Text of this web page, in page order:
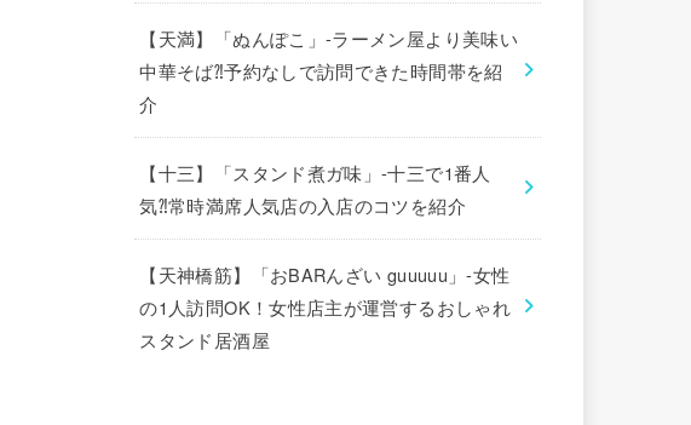
【天満】「ぬんぽこ」-ラーメン屋より美味い
中華そば⁈予約なしで訪問できた時間帯を紹
介
【十三】「スタンド煮ガ味」-十三で1番人
気⁈常時満席人気店の入店のコツを紹介
【天神橋筋】「おBARんざい guuuuu」-女性
の1人訪問OK！女性店主が運営するおしゃれ
スタンド居酒屋